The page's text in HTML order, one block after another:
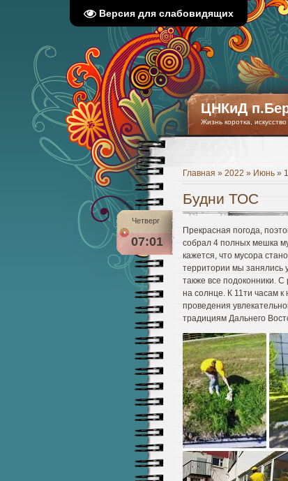
Версия для слабовидящих
ЦНКиД
Жизнь коротка, искусство
Главная » 2022 » Июнь »
Будни ТОС
Четверг
07:01
Прекрасная погода,
собрал 4 полных мешка
кажется, что мусора
территории мы занялись
также все подоконники.
на солнце. К 11ти
проведения
традициям Дальнего